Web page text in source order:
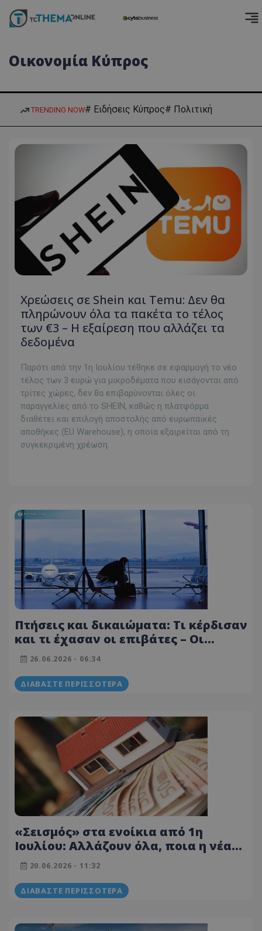
Οικονομία Κύπρος
TRENDING NOW# Ειδήσεις Κύπρος# Πολιτική
Χρεώσεις σε Shein και Temu: Δεν θα
πληρώνουν όλα τα πακέτα το τέλος
των €3 – Η εξαίρεση που αλλάζει τα
δεδομένα
Παρότι από την 1η Ιουλίου τέθηκε σε εφαρμογή το νέο
τέλος των 3 ευρώ για μικροδέματα που εισάγονται από
τρίτες χώρες, δεν θα επιβαρύνονται όλες οι
παραγγελίες από το SHEIN, καθώς η πλατφόρμα
διαθέτει και επιλογή αποστολής από ευρωπαϊκές
αποθήκες (EU Warehouse), η οποία εξαιρείται από τη
συγκεκριμένη χρέωση.
Πτήσεις και δικαιώματα: Τι κέρδισαν
και τι έχασαν οι επιβάτες – Οι
εισηγήσεις που κόπηκαν στο παρά
πέντε
26.06.2026 - 06:34
ΔΙΑΒΆΣΤΕ ΠΕΡΙΣΣΌΤΕΡΑ
«Σεισμός» στα ενοίκια από 1η
Ιουλίου: Αλλάζουν όλα, ποια η νέα
υποχρεωτική ρύθμιση - Οι
προϋποθέσεις για επιδότηση
20.06.2026 - 11:32
ΔΙΑΒΆΣΤΕ ΠΕΡΙΣΣΌΤΕΡΑ